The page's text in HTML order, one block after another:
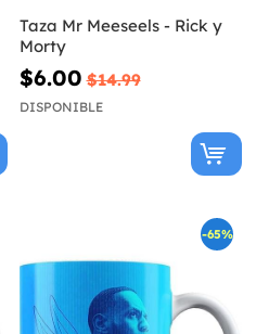
Taza Mr Meeseels - Rick y
Morty
$6.00 $14.99
DISPONIBLE
-65%